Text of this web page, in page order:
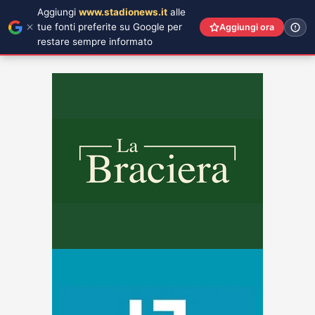
Aggiungi www.stadionews.it alle
tue fonti preferite su Google per
restare sempre informato
Aggiungi ora